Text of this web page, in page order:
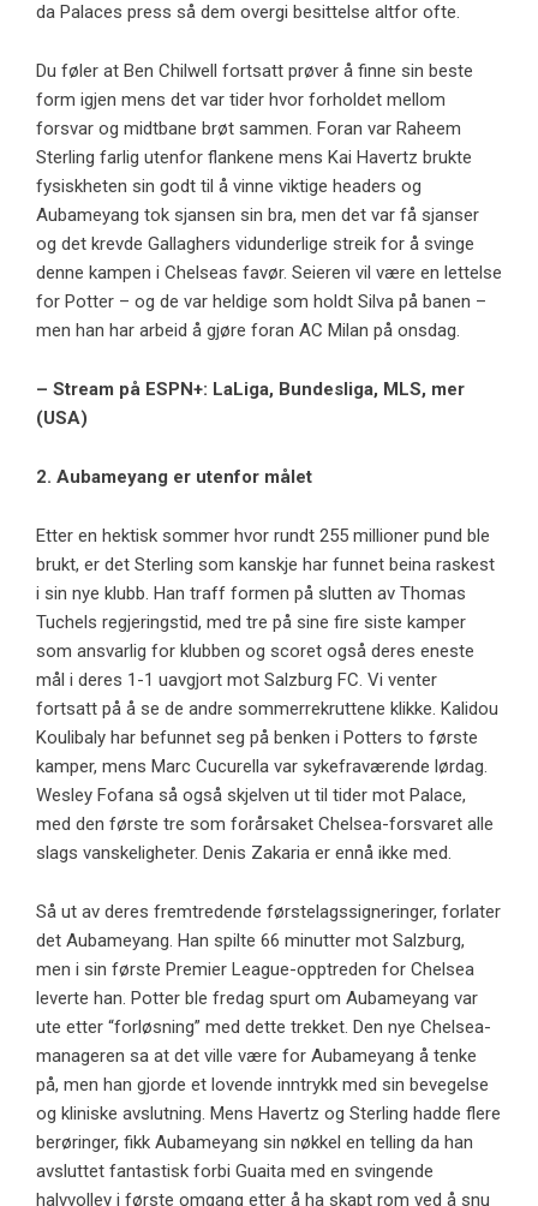
da Palaces press så dem overgi besittelse altfor ofte.
Du føler at Ben Chilwell fortsatt prøver å finne sin beste
form igjen mens det var tider hvor forholdet mellom
forsvar og midtbane brøt sammen. Foran var Raheem
Sterling farlig utenfor flankene mens Kai Havertz brukte
fysiskheten sin godt til å vinne viktige headers og
Aubameyang tok sjansen sin bra, men det var få sjanser
og det krevde Gallaghers vidunderlige streik for å svinge
denne kampen i Chelseas favør. Seieren vil være en lettelse
for Potter – og de var heldige som holdt Silva på banen –
men han har arbeid å gjøre foran AC Milan på onsdag.
– Stream på ESPN+: LaLiga, Bundesliga, MLS, mer
(USA)
2. Aubameyang er utenfor målet
Etter en hektisk sommer hvor rundt 255 millioner pund ble
brukt, er det Sterling som kanskje har funnet beina raskest
i sin nye klubb. Han traff formen på slutten av Thomas
Tuchels regjeringstid, med tre på sine fire siste kamper
som ansvarlig for klubben og scoret også deres eneste
mål i deres 1-1 uavgjort mot Salzburg FC. Vi venter
fortsatt på å se de andre sommerrekruttene klikke. Kalidou
Koulibaly har befunnet seg på benken i Potters to første
kamper, mens Marc Cucurella var sykefraværende lørdag.
Wesley Fofana så også skjelven ut til tider mot Palace,
med den første tre som forårsaket Chelsea-forsvaret alle
slags vanskeligheter. Denis Zakaria er ennå ikke med.
Så ut av deres fremtredende førstelagssigneringer, forlater
det Aubameyang. Han spilte 66 minutter mot Salzburg,
men i sin første Premier League-opptreden for Chelsea
leverte han. Potter ble fredag ​​spurt om Aubameyang var
ute etter “forløsning” med dette trekket. Den nye Chelsea-
manageren sa at det ville være for Aubameyang å tenke
på, men han gjorde et lovende inntrykk med sin bevegelse
og kliniske avslutning. Mens Havertz og Sterling hadde flere
berøringer, fikk Aubameyang sin nøkkel en telling da han
avsluttet fantastisk forbi Guaita med en svingende
halvvolley i første omgang etter å ha skapt rom ved å snu